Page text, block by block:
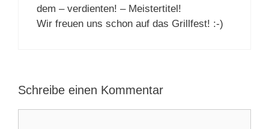
dem – verdienten! – Meistertitel!
Wir freuen uns schon auf das Grillfest! :-)
Schreibe einen Kommentar